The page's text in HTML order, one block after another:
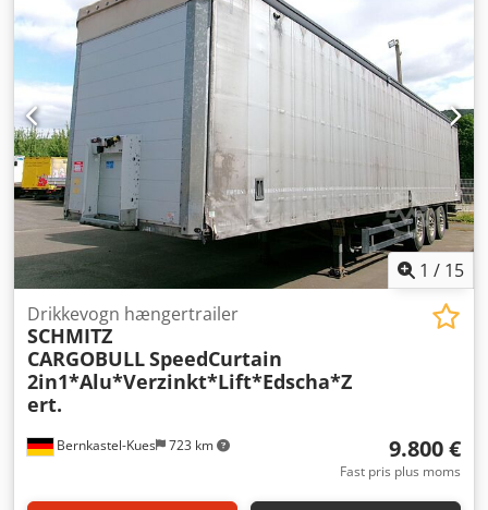
1 / 15
Bernkastel-Kues 723 km
Drikkevogn hængertrailer
SCHMITZ
CARGOBULLSpeedCurtain
2in1*Alu*Verzinkt*Lift*Edscha*Z
ert.
9.800 €
Fast pris plus moms